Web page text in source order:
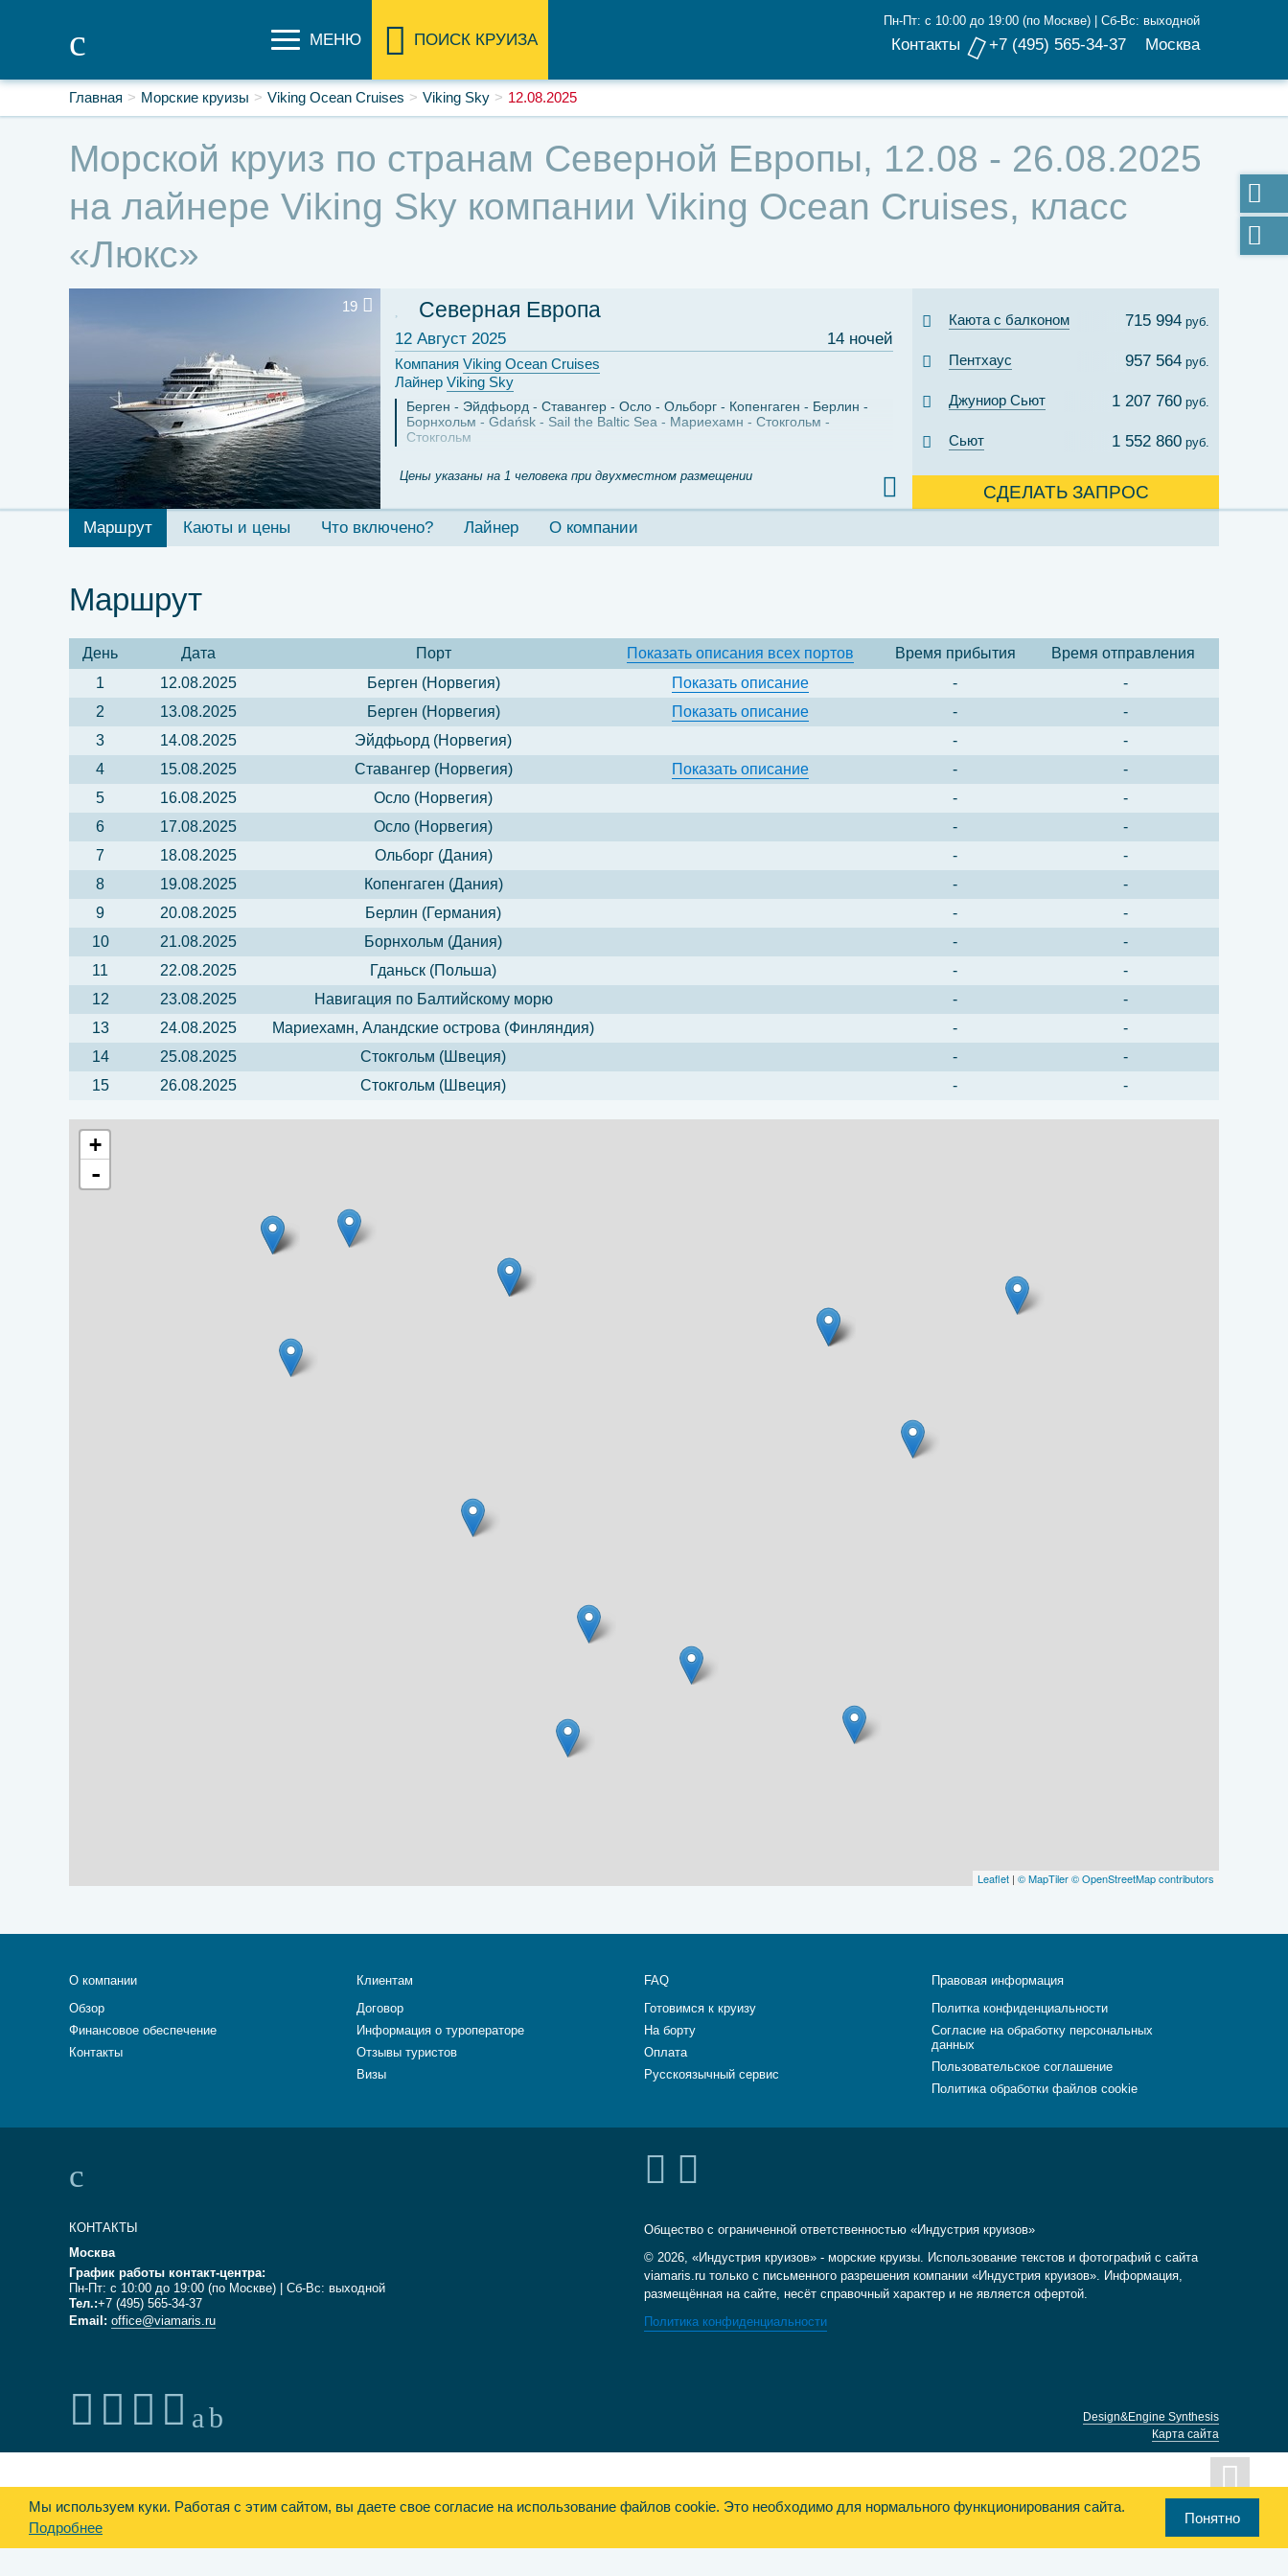
МЕНЮ ПОИСК КРУИЗА Контакты
Пн-Пт: с 10:00 до 19:00 (по Москве) | Сб-Вс: выходной
+7 (495) 565-34-37 Москва
Главная Морские круизы Viking Ocean Cruises Viking Sky 12.08.2025
Морской круиз по странам Северной Европы, 12.08 - 26.08.2025
на лайнере Viking Sky компании Viking Ocean Cruises, класс
«Люкс»
Северная Европа
14 ночей
12 Август 2025
19
Компания Viking Ocean Cruises
Лайнер Viking Sky
Берген Эйдфьорд Ставангер Осло Ольборг Копенгаген
Берлин
Борнхольм
Gdańsk Sail the Baltic Sea Мариехамн
Стокгольм
Стокгольм
Цены указаны на 1 человека при двухместном размещении
Каюта с балконом 715 994 руб.
Пентхаус 957 564 руб.
Джуниор Сьют 1 207 760 руб.
Сьют 1 552 860 руб.
СДЕЛАТЬ ЗАПРОС
Маршрут Каюты и цены Что включено? Лайнер О компании
Маршрут
День Дата Порт Показатьописания всех портов Время прибытия
Время отправления
1
12.08.2025 Берген (Норвегия) Показатьописание -
-
2
13.08.2025 Берген (Норвегия) Показатьописание -
-
3
14.08.2025 Эйдфьорд (Норвегия) -
-
4
15.08.2025 Ставангер (Норвегия) Показатьописание -
-
5
16.08.2025 Осло (Норвегия) -
-
6
17.08.2025 Осло (Норвегия) -
-
7
18.08.2025 Ольборг (Дания) -
-
8
19.08.2025 Копенгаген (Дания) -
-
9
20.08.2025 Берлин (Германия) -
-
10
21.08.2025 Борнхольм (Дания) -
-
11
22.08.2025 Гданьск (Польша) -
-
12
23.08.2025 Навигация по Балтийскому морю -
-
13
24.08.2025 Мариехамн, Аландские острова (Финляндия) -
-
14
25.08.2025 Стокгольм (Швеция) -
-
15
26.08.2025 Стокгольм (Швеция) - -
+
-
Leaflet | © MapTiler© OpenStreetMap contributors
О компании
Обзор
Финансовое обеспечение
Контакты
Клиентам
Договор
Информация о туроператоре
Отзывы туристов
Визы
FAQ
Готовимся к круизу
На борту
Оплата
Русскоязычный сервис
Правовая информация
Политка конфиденциальности
Согласие на обработку персональных
данных
Пользовательское соглашение
Политика обработки файлов cookie
КОНТАКТЫ
Москва
График работы контакт-центра:
Пн-Пт: с 10:00 до 19:00 (по Москве) | Сб-Вс: выходной
Тел.:+7 (495) 565-34-37
Email: office@viamaris.ru
Общество с ограниченной ответственностью «Индустрия круизов»
© 2026, «Индустрия круизов» - морские круизы. Использование текстов и фотографий с сайта
viamaris.ru только с письменного разрешения компании «Индустрия круизов». Информация,
размещённая на сайте, несёт справочный характер и не является офертой.
Политика конфиденциальности
Design&Engine Synthesis
Карта сайта
Мы используем куки. Работая с этим сайтом, вы даете свое согласие на использование файлов cookie. Это необходимо для нормального функционирования сайта.
Подробнее
Понятно